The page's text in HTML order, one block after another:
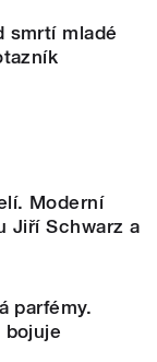
smrtí mladé
Moderní
Jiří Schwarz a
parfémy.
bojuje